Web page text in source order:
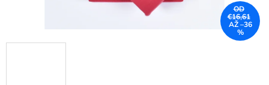
OD
€16,61
AŽ –36
%